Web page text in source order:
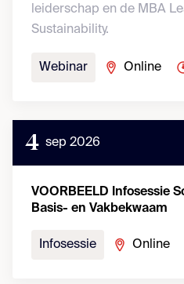
leiderschap en de MBA
Sustainability.
Webinar Online
4 sep 2026
VOORBEELD Infosessie
Basis- en Vakbekwaam
Infosessie Online